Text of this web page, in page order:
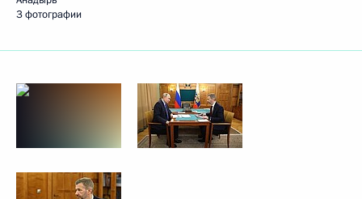
3 фотографии